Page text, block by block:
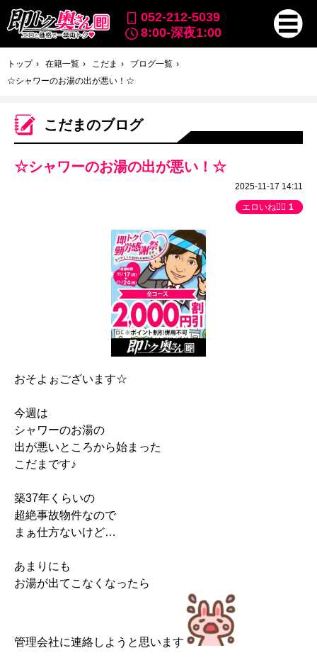
052-212-5039
8:00-深夜1:00
トップ 在籍一覧 こだま
ブログ一覧
☆シャワーのお湯の出が悪い！☆
こだまのブログ
☆シャワーのお湯の出が悪い！☆
2025-11-17 14:11
エロいね👍🏻 1
おそよぉございます☆
今週は
シャワーのお湯の
出が悪いところから始まった
こだまです♪
築37年くらいの
超絶事故物件なので
まぁ仕方ないけど…
あまりにも
お湯が出てこなくなったら
管理会社に連絡しようと思います